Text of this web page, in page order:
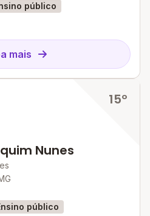
público
mais
15º
Nunes
público